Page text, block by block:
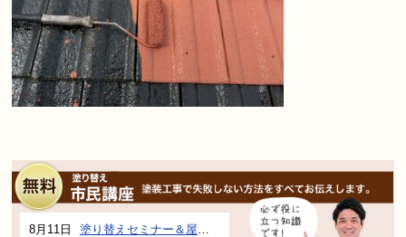
8月11日 塗り替えセミナー＆屋根、外壁の塗り替え市民講座 inぎふメディアコスモス